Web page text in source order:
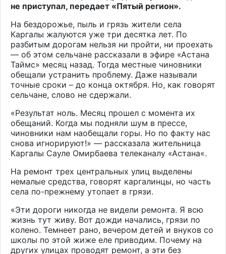
не приступал, передает «Пятый регион».
На бездорожье, пыль и грязь жители села
Каргалы жалуются уже три десятка лет. По
разбитым дорогам нельзя ни пройти, ни проехать
— об этом сельчане рассказали в эфире «Астана
Таймс» месяц назад. Тогда местные чиновники
обещали устранить проблему. Даже называли
точные сроки – до конца октября. Но, как говорят
сельчане, слово не сдержали.
«Результат ноль. Месяц прошел с момента их
обещаний. Когда мы подняли шум в прессе,
чиновники нам наобещали горы. Но по факту нас
снова игнорируют!» — рассказала жительница
Каргалы Сауле Омирбаева телеканалу «Астана«.
На ремонт трех центральных улиц выделены
немалые средства, говорят каргалинцы, но часть
села по-прежнему утопает в грязи.
«Эти дороги никогда не видели ремонта. Я всю
жизнь тут живу. Вот дожди начались, грязи по
колено. Темнеет рано, вечером детей и внуков со
школы по этой жиже еле приводим. Почему на
других улицах проводят ремонт, а эти без